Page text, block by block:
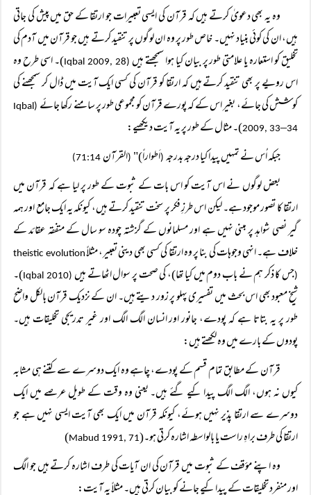
وہ یہ بھی دعویٰ کرتے ہیں کہ قرآن کی ایسی تعبیرات جو ارتقا کے حق میں پیش کی جاتی
ہیں، ان کی کوئی بنیاد نہیں۔ خاص طور پر وہ ان لوگوں پر تنقید کرتے ہیں جو قرآن میں آدم کی
تخلیق کو استعارہ یا علامتی طور پر بیان کیا ہوا سمجھتے ہیں (
Iqbal 2009, 28)۔ اسی طرح وہ
اس رویے پر بھی تنقید کرتے ہیں کہ ارتقا کو قرآن کی کسی ایک آیت میں ڈال کر سمجھنے کی
کوشش کی جائے، بغیر اس کے کہ پورے قرآن کو مجموعی طور پر سامنے رکھا جائے (
Iqbal
2009, 33–34
)۔ مثال کے طور پر یہ آیت دیکھیے:
جبکہ اُس نے تمہیں پیدا کیا درجہ بدرجہ (اَطواراً)" (القرآن 71:14)
بعض لوگوں نے اس آیت کو اس بات کے ثبوت کے طور پر لیا ہے کہ قرآن میں
ارتقا کا تصور موجود ہے۔ لیکن اس طرزِ فکر پر سخت تنقید کرتے ہیں، کیونکہ یہ ایک جامع اور ہمہ
گیر نصی شواہد پر مبنی نہیں ہے اور مسلمانوں کے گزشتہ چودہ سو سال کے متفقہ عقائد کے
خلاف ہے۔ انہی وجوہات کی بنا پر وہ ارتقا کی کسی بھی دینی تعبیر، مثلاًtheistic evolution
(جس کا ذکر ہم نے باب دوم میں کیا تھا)، کی صحت پر سوال اٹھاتے ہیں (
Iqbal 2010)۔
شیخ معبود بھی اس بحث میں تفسیری پہلو پر زور دیتے ہیں۔ ان کے نزدیک قرآن بالکل واضح
طور پر یہ بتاتا ہے کہ پودے، جانور اور انسان الگ الگ اور غیر تدریجی تخلیقات ہیں۔
پودوں کے بارے میں وہ لکھتے ہیں:
قرآن کے مطابق تمام قسم کے پودے، چاہے وہ ایک دوسرے سے کتنے ہی مشابہ
کیوں نہ ہوں، الگ الگ پیدا کیے گئے ہیں۔ یعنی وہ وقت کے طویل عرصے میں ایک
دوسرے سے ارتقا پذیر نہیں ہوئے، کیونکہ قرآن میں ایک بھی آیت ایسی نہیں ہے جو
ارتقا کی طرف براہِ راست یا بالواسطہ اشارہ کرتی ہو۔(Mabud 1991, 71
)
وہ اپنے مؤقف کے ثبوت میں قرآن کی ان آیات کی طرف اشارہ کرتے ہیں جو الگ
اور منفرد تخلیقات کے پیدا کیے جانے کو بیان کرتی ہیں۔ مثلاً یہ آیت: